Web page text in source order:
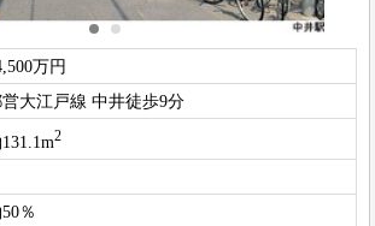
万円
大江戸線 中井徒歩9分
2
％